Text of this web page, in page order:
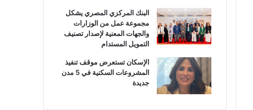
البنك المركزي المصري يشكل
مجموعة عمل من الوزارات
والجهات المعنية لإصدار تصنيف
التمويل المستدام
الإسكان تستعرض موقف تنفيذ
المشروعات السكنية في 5 مدن
جديدة